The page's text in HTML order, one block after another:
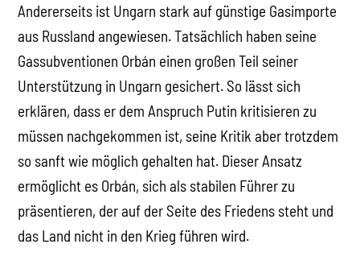
Andererseits ist Ungarn stark auf günstige Gasimporte
aus Russland angewiesen. Tatsächlich haben seine
Gassubventionen Orbán einen großen Teil seiner
Unterstützung in Ungarn gesichert. So lässt sich
erklären, dass er dem Anspruch Putin kritisieren zu
müssen nachgekommen ist, seine Kritik aber trotzdem
so sanft wie möglich gehalten hat. Dieser Ansatz
ermöglicht es Orbán, sich als stabilen Führer zu
präsentieren, der auf der Seite des Friedens steht und
das Land nicht in den Krieg führen wird.